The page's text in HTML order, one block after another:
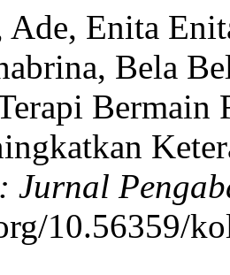
Ade, Enita
Bela
Jurnal
10.56359/